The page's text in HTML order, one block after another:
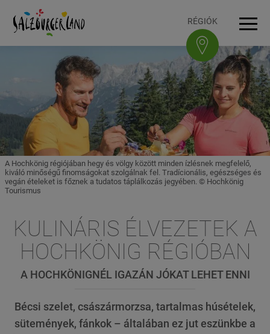
A tartalomhozAccesskey
[0]
A navigációhozAccesskey
[1]
Az oldal tetejéreAccesskey
[2]
A lábléchezAccesskey
[3] RÉGIÓK
A Hochkönig régiójában hegy és völgy között minden ízlésnek megfelelő,
kiváló minőségű finomságokat szolgálnak fel. Tradícionális, egészséges és
vegán ételeket is főznek a tudatos táplálkozás jegyében. © Hochkönig
Tourismus
KULINÁRIS ÉLVEZETEK A
HOCHKÖNIG RÉGIÓBAN
A HOCHKÖNIGNÉL IGAZÁN JÓKAT LEHET ENNI
Bécsi szelet, császármorzsa, tartalmas húsételek,
sütemények, fánkok – általában ez jut eszünkbe a